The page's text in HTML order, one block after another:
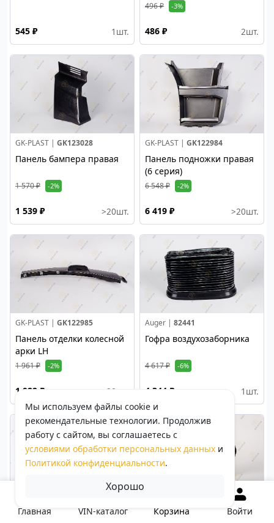
Главная VIN-каталог Корзина Войти
545 ₽ 1 шт.
496 ₽ -3%
486 ₽ 2шт.
GK-PLAST | GK123028
Панель бампера правая
1 570 ₽ -2%
1 539 ₽ >20шт.
GK-PLAST | GK122984
Панель подножки правая
(6 серия)
6 548 ₽ -2%
6 419 ₽ >20шт.
GK-PLAST | GK122985
Панель отделки колесной
арки LH
1 961 ₽ -2%
1 922 ₽ >20
Auger | 82441
Гофра воздухозаборника
4 617 ₽ -6%
4 344 ₽ 1 шт.
Рукоятка решетки Кронштейн бампера
Мы используем файлы cookie и
рекомендательные технологии. Продолжив
работу с сайтом, вы соглашаетесь с
условиями обработки персональных данных и
Политикой конфиденциальности.
Хорошо